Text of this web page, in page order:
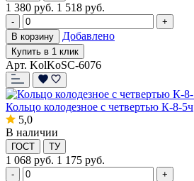
1 380 руб. 1 518 руб.
-
+
В корзину
Добавлено
Купить в 1 клик
Арт. KolKoSC-6076
Кольцо колодезное с четвертью К-8-5ч
5,0
В наличии
ГОСТ ТУ
1 068 руб. 1 175 руб.
-
+